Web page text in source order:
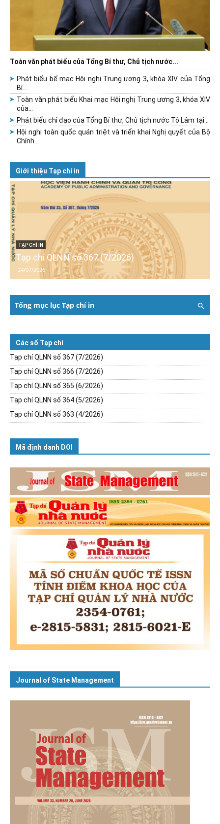
Toàn văn phát biểu của Tổng Bí thư, Chủ tịch nước...
Phát biểu bế mạc Hội nghị Trung ương 3, khóa XIV của Tổng
Bí...
Toàn văn phát biểu Khai mạc Hội nghị Trung ương 3, khóa XIV
của...
Phát biểu chỉ đạo của Tổng Bí thư, Chủ tịch nước Tô Lâm tại...
Hội nghị toàn quốc quán triệt và triển khai Nghị quyết của Bộ
Chính...
Giới thiệu Tạp chí in
TẠP CHÍ IN
Tạp chí QLNN số 367 (7/2026)
24/07/2026
Tổng mục lục Tạp chí in
Các số Tạp chí
Tạp chí QLNN số 367 (7/2026)
Tạp chí QLNN số 366 (7/2026)
Tạp chí QLNN số 365 (6/2026)
Tạp chí QLNN số 364 (5/2026)
Tạp chí QLNN số 363 (4/2026)
Mã định danh DOI
Journal of State Management